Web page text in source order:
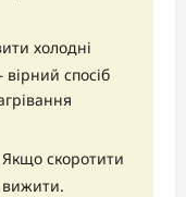
холодні
спосіб
Якщо скоротити
вижити.